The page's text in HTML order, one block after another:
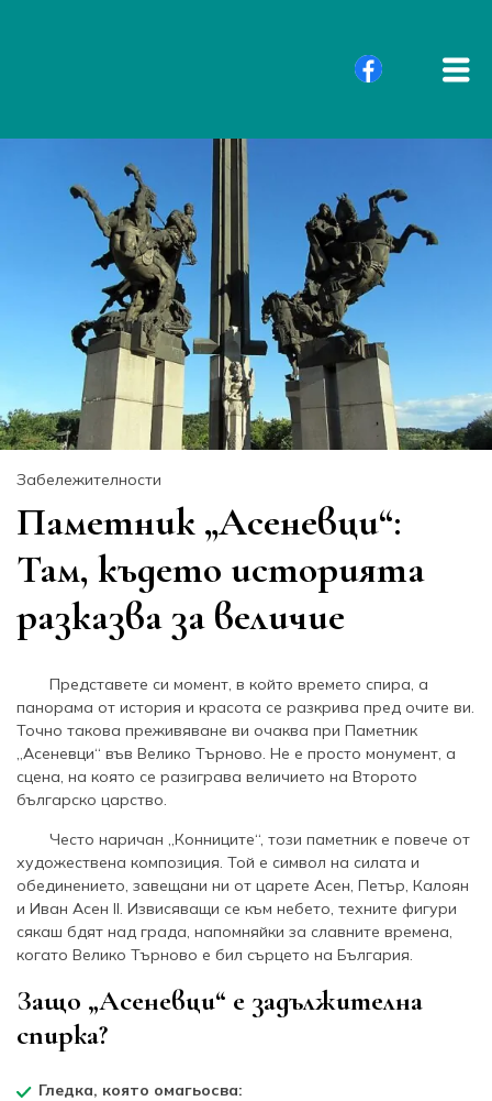
Забележителности
Паметник „Асеневци“:
Там, където историята
разказва за величие
Представете си момент, в който времето спира, а
панорама от история и красота се разкрива пред очите ви.
Точно такова преживяване ви очаква при Паметник
„Асеневци“ във Велико Търново. Не е просто монумент, а
сцена, на която се разиграва величието на Второто
българско царство.
Често наричан „Конниците“, този паметник е повече от
художествена композиция. Той е символ на силата и
обединението, завещани ни от царете Асен, Петър, Калоян
и Иван Асен II. Извисяващи се към небето, техните фигури
сякаш бдят над града, напомняйки за славните времена,
когато Велико Търново е бил сърцето на България.
Защо „Асеневци“ е задължителна
спирка?
Гледка, която омагьосва: